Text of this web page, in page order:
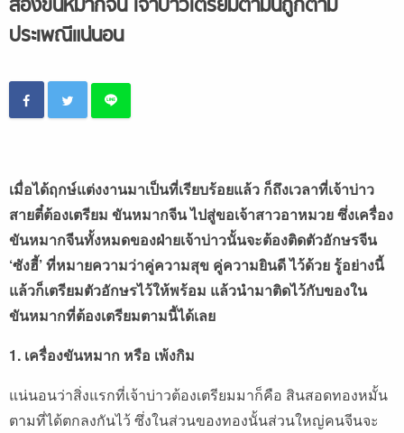
ส่องขันหมากจีน เจ้าบ่าวเตรียมตามนี้ถูกตาม
ประเพณีแน่นอน
เมื่อได้ฤกษ์แต่งงานมาเป็นที่เรียบร้อยแล้ว ก็ถึงเวลาที่เจ้าบ่าว
สายตี๋ต้องเตรียม ขันหมากจีน ไปสู่ขอเจ้าสาวอาหมวย ซึ่งเครื่อง
ขันหมากจีนทั้งหมดของฝ่ายเจ้าบ่าวนั้นจะต้องติดตัวอักษรจีน
‘ซังฮี้’ ที่หมายความว่าคู่ความสุข คู่ความยินดี ไว้ด้วย รู้อย่างนี้
แล้วก็เตรียมตัวอักษรไว้ให้พร้อม แล้วนำมาติดไว้กับของใน
ขันหมากที่ต้องเตรียมตามนี้ได้เลย
1. เครื่องขันหมาก หรือ เพ้งกิม
แน่นอนว่าสิ่งแรกที่เจ้าบ่าวต้องเตรียมมาก็คือ สินสอดทองหมั้น
ตามที่ได้ตกลงกันไว้ ซึ่งในส่วนของทองนั้นส่วนใหญ่คนจีนจะ